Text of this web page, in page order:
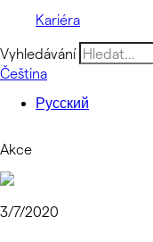
Kariéra
Vyhledávání
Čeština
Русский
Akce
3/7/2020